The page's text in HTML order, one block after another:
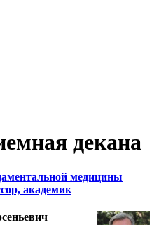
декана
медицины
академик